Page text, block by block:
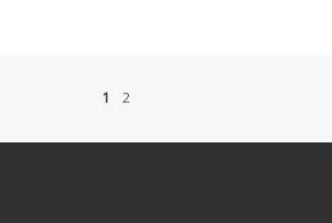
1 2